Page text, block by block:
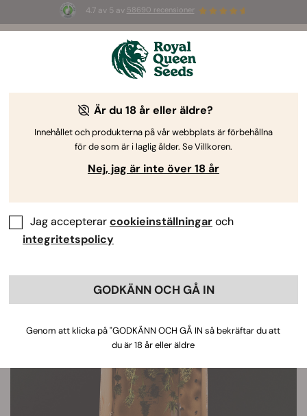
4.7 av 5 av 58690 recensioner
ummer Sales: Upp till 50 % rabatt
på utvalda produkter! ⏤
Cannabisodlingsguiden av Royal Queen Seeds
Odlingsguide Ämnessökare
Max Sargent
Är du 18 år eller äldre?
Innehållet och produkterna på vår webbplats är förbehållna
för de som är i laglig ålder. Se Villkoren.
Nej, jag är inte över 18 år
Jag accepterarcookieinställningaroch
integritetspolicy
GODKÄNN OCH GÅ IN
Genom att klicka på "GODKÄNN OCH GÅ IN så bekräftar du att
du är 18 år eller äldre